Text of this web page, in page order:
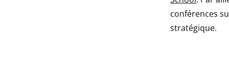
conférences
stratégique.